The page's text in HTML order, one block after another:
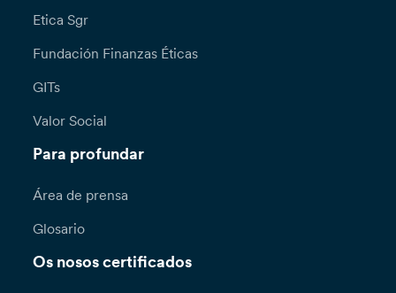
Etica Sgr
Fundación Finanzas Éticas
GITs
Valor Social
Para profundar
Área de prensa
Glosario
Os nosos certificados